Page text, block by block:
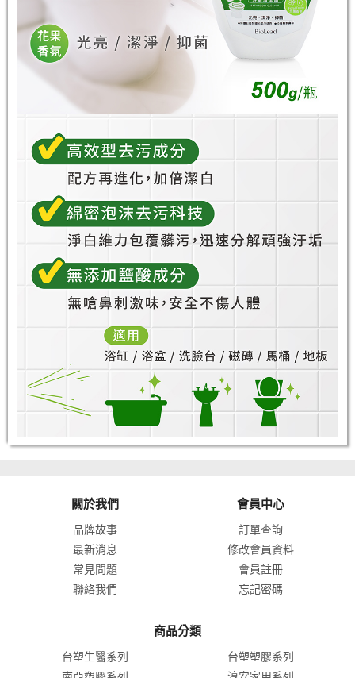
關於我們
品牌故事
最新消息
常見問題
聯絡我們
會員中心
訂單查詢
修改會員資料
會員註冊
忘記密碼
商品分類
台塑生醫系列
台塑塑膠系列